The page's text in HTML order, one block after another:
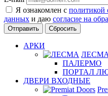
Я ознакомлен с политикой
данных и даю согласие на
Сбросить
АРКИ
ЛЕСМА
ПАЛЕРМО
ПОРТАЛ
ДВЕРИ ВХОДНЫЕ